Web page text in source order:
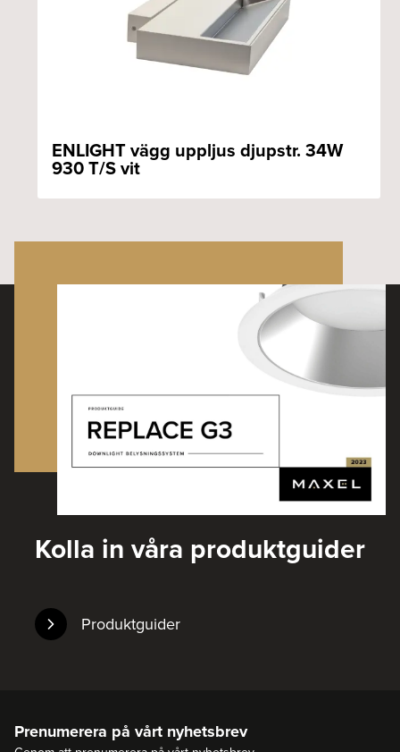
ENLIGHT vägg uppljus djupstr. 34W
930 T/S vit
Kolla in våra produktguider
Produktguider
Prenumerera på vårt nyhetsbrev